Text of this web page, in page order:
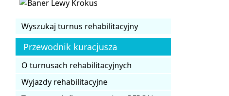
Wyszukaj turnus rehabilitacyjny
Przewodnik kuracjusza
O turnusach rehabilitacyjnych
Wyjazdy rehabilitacyjne